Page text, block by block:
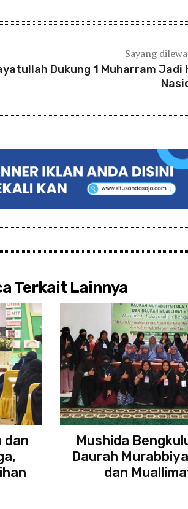
Sayang
Dukung 1 Muharram Jadi
Terkait Lainnya
dan
Mushida
Daurah
dan